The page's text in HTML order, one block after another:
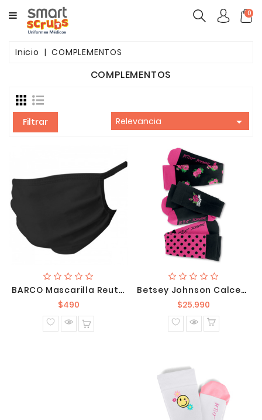
CATEGORY
MARCAS
TOONIFORMS
0
Inicio COMPLEMENTOS
COMPLEMENTOS
Filtrar Relevancia 
BARCO Mascarilla Reutilizable Negra E500SB1 01
$490Precio
normal
Betsey Johnson Calcetines Compresión BA180-PYP 3 Unidades
$25.990
normal